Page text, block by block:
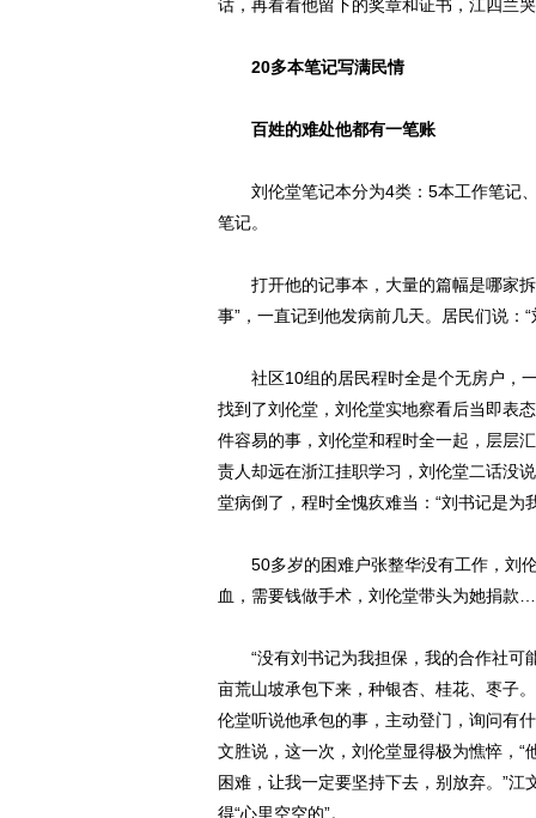
话，再看看他留下的奖章和证书，江四兰
20多本笔记写满民情
百姓的难处他都有一笔账
刘伦堂笔记本分为4类：5本工作笔记、
笔记。
打开他的记事本，大量的篇幅是哪家拆
事”，一直记到他发病前几天。居民们说：
社区10组的居民程时全是个无房户，一
找到了刘伦堂，刘伦堂实地察看后当即表
件容易的事，刘伦堂和程时全一起，层层
责人却远在浙江挂职学习，刘伦堂二话没
堂病倒了，程时全愧疚难当：“刘书记是为
50多岁的困难户张整华没有工作，刘伦
血，需要钱做手术，刘伦堂带头为她捐
“没有刘书记为我担保，我的合作社可
亩荒山坡承包下来，种银杏、桂花、枣子
伦堂听说他承包的事，主动登门，询问有
文胜说，这一次，刘伦堂显得极为憔悴，
困难，让我一定要坚持下去，别放弃。”
得“心里空空的”。